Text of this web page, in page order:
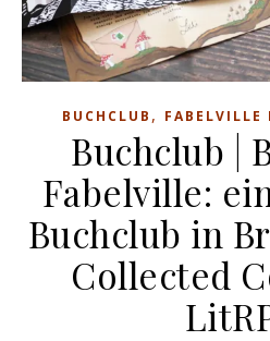
BUCHCLUB , FABELVILLE
Buchclub |
Fabelville:
Buchclub in
Collected